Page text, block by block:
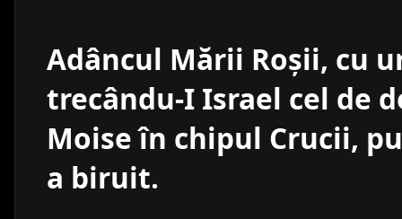
Adâncul Mării Roşii, cu
trecându-I Israel cel de
Moise în chipul Crucii,
a biruit.